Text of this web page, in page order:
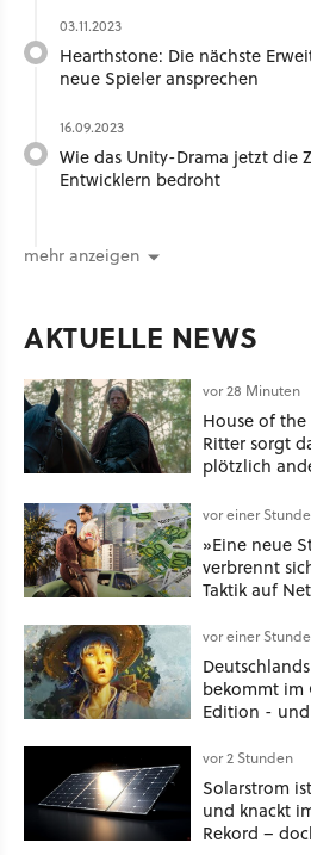
03.11.2023
Hearthstone: Die nächste
neue Spieler ansprechen
16.09.2023
Wie das Unity-Drama jetzt die
Entwicklern bedroht
mehr anzeigen
AKTUELLE NEWS
vor 28 Minuten
House of
Ritter sorgt
plötzlich
Thrones
vor einer Stunde
»Eine neue
verbrennt
Taktik auf
vor einer Stunde
bekommt im
Edition -
vor 2 Stunden
Solarstrom
und knackt
Rekord –